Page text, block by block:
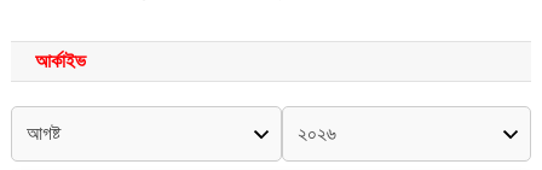
আর্কাইভ